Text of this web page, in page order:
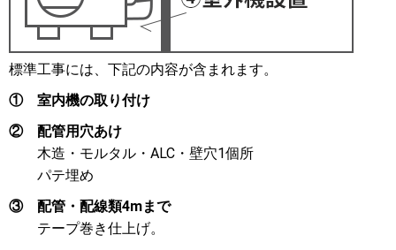
標準工事には、下記の内容が含まれます。
①
室内機の取り付け
②
配管用穴あけ
木造・モルタル・ALC・壁穴1個所
パテ埋め
③
配管・配線類4mまで
テープ巻き仕上げ。